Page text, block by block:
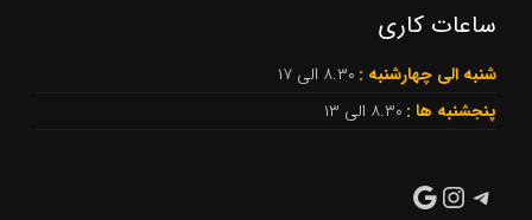
ساعات کاری
شنبه الی چهارشنبه : ۸.۳۰ الی ۱۷
پنجشنبه ها : ۸.۳۰ الی ۱۳
تلگرام
اینستاگرم
گوگل